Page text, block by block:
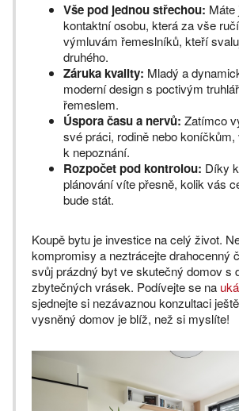
Vše pod jednou střechou: Máte
kontaktní osobu, která za vše
výmluvám řemeslníků, kteří
druhého.
Záruka kvality: Mladý a
moderní design s poctivým
řemeslem.
Úspora času a nervů: Zatímco
své práci, rodině nebo
k nepoznání.
Rozpočet pod kontrolou: Díky
plánování víte přesně, kolik vás
bude stát.
Koupě bytu je investice na celý život.
kompromisy a neztrácejte drahocenný
svůj prázdný byt ve skutečný domov s
zbytečných vrásek. Podívejte se na
sjednejte si nezávaznou konzultaci
vysněný domov je blíž, než si myslíte!